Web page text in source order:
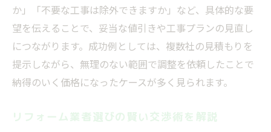
か」「不要な工事は除外できますか」など、具体的な要
望を伝えることで、妥当な値引きや工事プランの見直し
につながります。成功例としては、複数社の見積もりを
提示しながら、無理のない範囲で調整を依頼したことで
納得のいく価格になったケースが多く見られます。
リフォーム業者選びの賢い交渉術を解説